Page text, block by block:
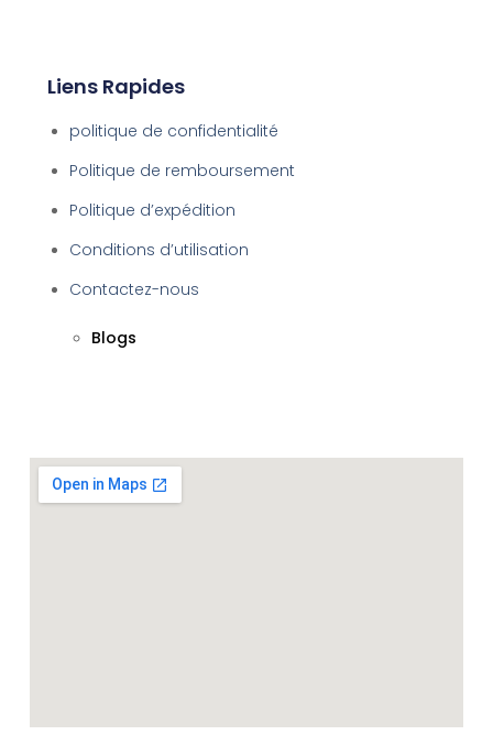
Liens Rapides
politique de confidentialité
Politique de remboursement
Politique d’expédition
Conditions d’utilisation
Contactez-nous
Blogs